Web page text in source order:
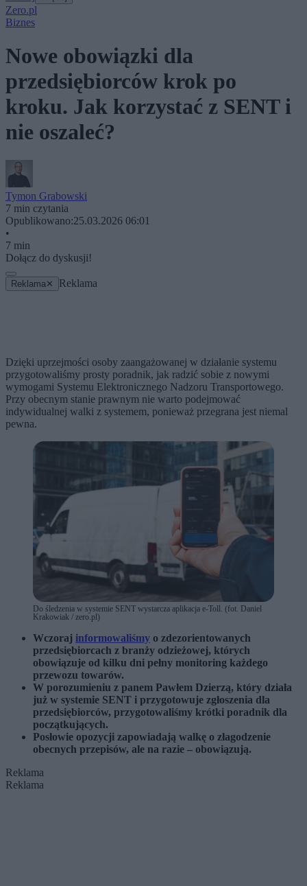
Zero.pl
Biznes
Nowe obowiązki dla
przedsiębiorców krok po
kroku. Jak korzystać z SENT i
nie oszaleć?
Tymon Grabowski
7 min czytania
Opublikowano:25.03.2026 06:01
•
7 min
Dołącz do dyskusji!
Reklama ✕ Reklama
Dzięki uprzejmości osoby zaangażowanej w działanie systemu
przygotowaliśmy prosty poradnik, jak radzić sobie z nowymi
wymogami Systemu Elektronicznego Nadzoru Transportowego.
Przy obecnym stanie prawnym nie warto podejmować
indywidualnej walki z systemem, ponieważ przegrana jest niemal
pewna.
Do śledzenia w systemie SENT wystarcza aplikacja e-Toll. (fot. Daniel
Krakowiak / zero.pl)
Wczoraj informowaliśmy o zdezorientowanych
przedsiębiorcach z branży odzieżowej, których
obowiązuje od kilku dni pełny monitoring każdego
przewozu towarów.
W porozumieniu z panem Pawłem Dzierzą, który działa
już w systemie SENT i przygotowuje zgłoszenia dla
przedsiębiorców, przygotowaliśmy krótki poradnik dla
początkujących.
Posłowie opozycji zapowiadają walkę o złagodzenie
obecnych przepisów, ale na razie – obowiązują.
Reklama
Reklama